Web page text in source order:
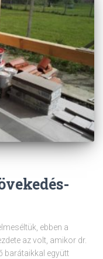
ebben a
az volt, amikor dr.
barátaikkal együtt